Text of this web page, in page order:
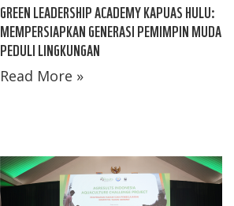
GREEN LEADERSHIP ACADEMY KAPUAS HULU:
MEMPERSIAPKAN GENERASI PEMIMPIN MUDA
PEDULI LINGKUNGAN
Read More »